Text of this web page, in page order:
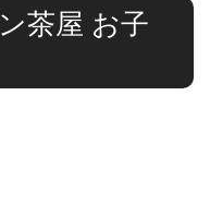
茶屋 お子